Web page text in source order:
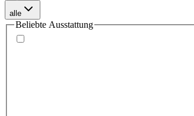
alle
Beliebte Ausstattung